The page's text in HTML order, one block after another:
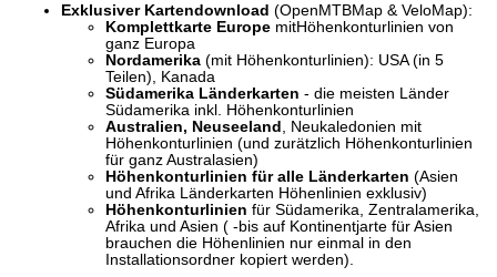
Exklusiver Kartendownload (OpenMTBMap & VeloMap):
Komplettkarte Europe mitHöhenkonturlinien von
ganz Europa
Nordamerika (mit Höhenkonturlinien): USA (in 5
Teilen), Kanada
Südamerika Länderkarten - die meisten Länder
Südamerika inkl. Höhenkonturlinien
Australien, Neuseeland
, Neukaledonien mit
Höhenkonturlinien (und zurätzlich Höhenkonturlinien
für ganz Australasien)
Höhenkonturlinien für alle Länderkarten (Asien
und Afrika Länderkarten Höhenlinien exklusiv)
Höhenkonturlinien für Südamerika, Zentralamerika,
Afrika und Asien ( -bis auf Kontinentjarte für Asien
brauchen die Höhenlinien nur einmal in den
Installationsordner kopiert werden).